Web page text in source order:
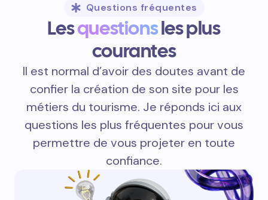
Questions fréquentes
Lesquestionsles plus
courantes
Il est normal d’avoir des doutes avant de
confier la création de son site pour les
métiers du tourisme. Je réponds ici aux
questions les plus fréquentes pour vous
permettre de vous projeter en toute
confiance.